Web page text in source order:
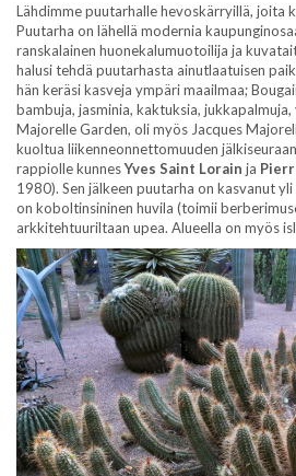
Lähdimme puutarhalle hevoskärryillä, joita
Puutarha on lähellä modernia
ranskalainen huonekalumuotoilija ja
halusi tehdä puutarhasta ainutlaatuisen
hän keräsi kasveja ympäri maailmaa;
bambuja, jasminia, kaktuksia, jukkapalmuja,
Majorelle Garden, oli myös Jacques
kuoltua liikenneonnettomuuden
rappiolle kunnesYves Saint Lorain ja
1980). Sen jälkeen puutarha on kasvanut
on koboltinsininen huvila (toimii
arkkitehtuuriltaan upea. Alueella on myös